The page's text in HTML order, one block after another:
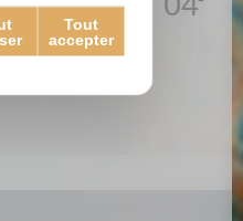
Tout
accepter